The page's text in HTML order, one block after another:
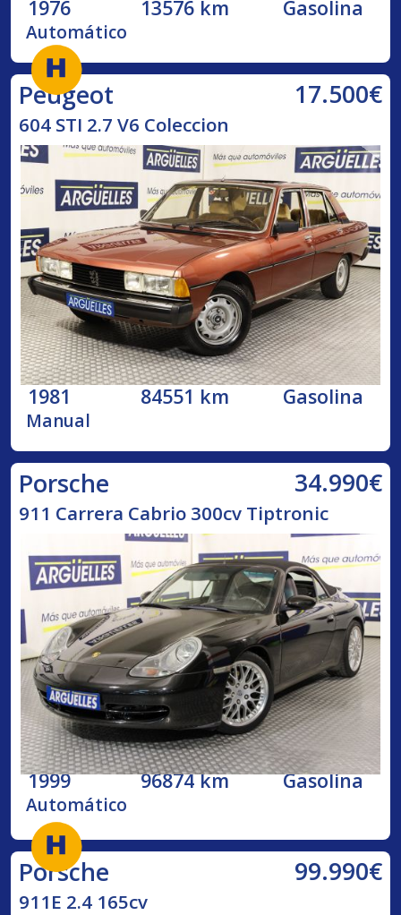
1976 13576 km Gasolina
Automático
Peugeot 17.500€
604 STI 2.7 V6 Coleccion
1981 84551 km Gasolina
Manual
Porsche 34.990€
911 Carrera Cabrio 300cv Tiptronic
1999 96874 km Gasolina
Automático
Porsche 99.990€
911E 2.4 165cv